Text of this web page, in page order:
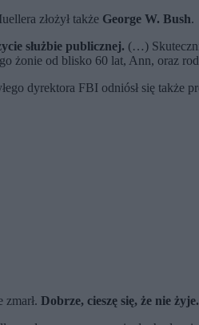
złożył także George W. Bush.
służbie publicznej. (…)
żonie od blisko 60 lat, Ann, oraz
dyrektora FBI odniósł się także
zmarł. Dobrze, cieszę się, że nie